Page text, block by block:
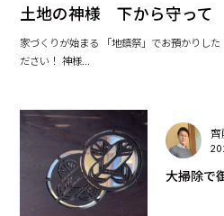
土地の神様 下から守って
家づくりが始まる 「地鎮祭」でお預かりし
ださい！ 神様...
齊
大掃除で